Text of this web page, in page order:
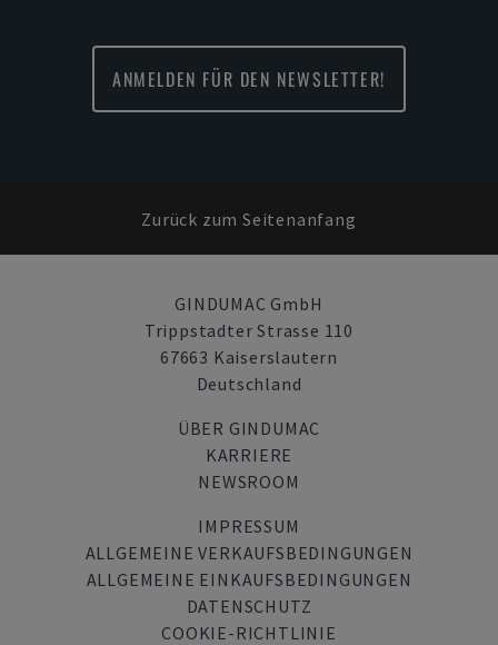
ANMELDEN FÜR DEN NEWSLETTER!
Zurück zum Seitenanfang
GINDUMAC GmbH
Trippstadter Strasse 110
67663 Kaiserslautern
Deutschland
ÜBER GINDUMAC
KARRIERE
NEWSROOM
IMPRESSUM
ALLGEMEINE VERKAUFSBEDINGUNGEN
ALLGEMEINE EINKAUFSBEDINGUNGEN
DATENSCHUTZ
COOKIE-RICHTLINIE